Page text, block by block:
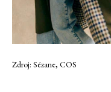
Zdroj: Sézane, COS